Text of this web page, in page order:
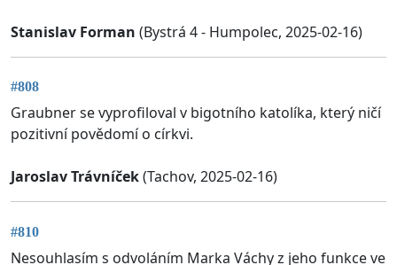
Stanislav Forman (Bystrá 4 - Humpolec, 2025-02-16)
#808
Graubner se vyprofiloval v bigotního katolíka, který ničí
pozitivní povědomí o církvi.
Jaroslav Trávníček(Tachov, 2025-02-16)
#810
Nesouhlasím s odvoláním Marka Váchy z jeho funkce ve